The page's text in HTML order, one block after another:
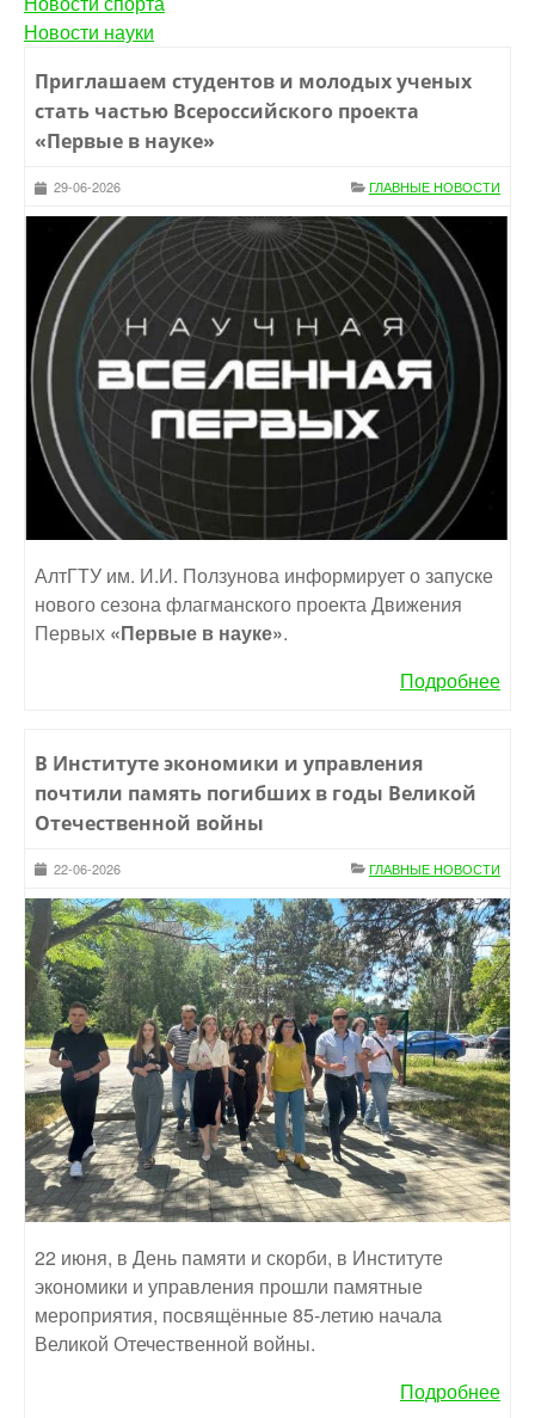
Новости науки
Приглашаем студентов и молодых ученых
стать частью Всероссийского проекта
«Первые в науке»
29-06-2026 ГЛАВНЫЕ НОВОСТИ
АлтГТУ им. И.И. Ползунова информирует о запуске
нового сезона флагманского проекта Движения
Первых «Первые в науке».
Подробнее
В Институте экономики и управления
почтили память погибших в годы Великой
Отечественной войны
22-06-2026 ГЛАВНЫЕ НОВОСТИ
22 июня, в День памяти и скорби, в Институте
экономики и управления прошли памятные
мероприятия, посвящённые 85-летию начала
Великой Отечественной войны.
Подробнее